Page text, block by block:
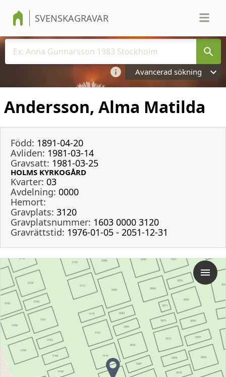
SVENSKAGRAVAR
Avancerad sökning
Andersson, Alma Matilda
Född: 1891-04-20
Avliden: 1981-03-14
Gravsatt: 1981-03-25
HOLMS KYRKOGÅRD
Kvarter: 03
Avdelning: 0000
Hemort:
Gravplats: 3120
Gravplatsnummer: 1603 0000 3120
Gravrättstid: 1976-01-05 - 2051-12-31